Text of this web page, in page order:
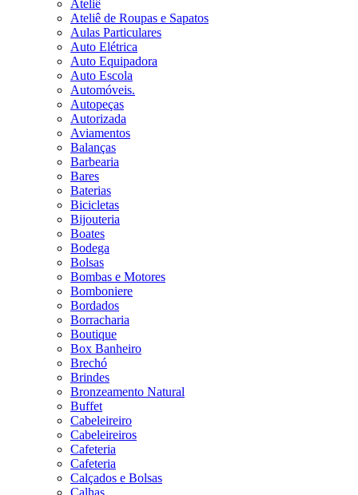
Ateliê
Ateliê de Roupas e Sapatos
Aulas Particulares
Auto Elétrica
Auto Equipadora
Auto Escola
Automóveis.
Autopeças
Autorizada
Aviamentos
Balanças
Barbearia
Bares
Baterias
Bicicletas
Bijouteria
Boates
Bodega
Bolsas
Bombas e Motores
Bomboniere
Bordados
Borracharia
Boutique
Box Banheiro
Brechó
Brindes
Bronzeamento Natural
Buffet
Cabeleireiro
Cabeleireiros
Cafeteria
Cafeteria
Calçados e Bolsas
Calhas